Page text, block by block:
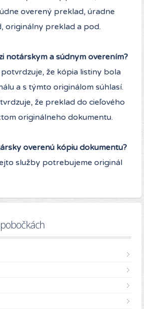
overený preklad, úradne
originálny preklad a pod.
notárskym a súdnym overením?
že kópia listiny bola
a s týmto originálom súhlasí.
že preklad do cieľového
originálneho dokumentu.
overenú kópiu dokumentu?
služby potrebujeme originál
pobočkách